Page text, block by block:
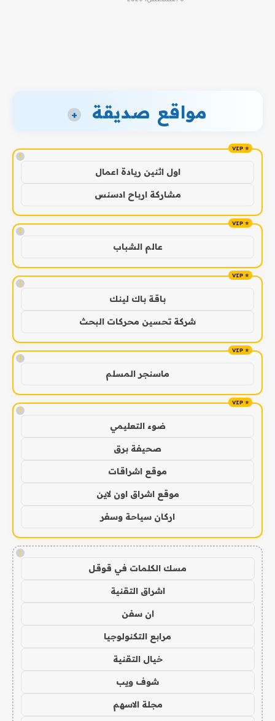
مواقع صديقة +
!
اول اثنين ريادة اعمال
مشاركة ارباح ادسنس
!
عالم الشباب
!
باقة باك لينك
شركة تحسين محركات البحث
!
ماسنجر المسلم
!
ضوء التعليمي
صحيفة برق
موقع اشراقات
موقع اشراق اون لاين
اركان سياحة وسفر
!
مسك الكلمات في قوقل
اشراق التقنية
ان سفن
مرابع التكنولوجيا
خيال التقنية
شوف ويب
مجلة الاسهم